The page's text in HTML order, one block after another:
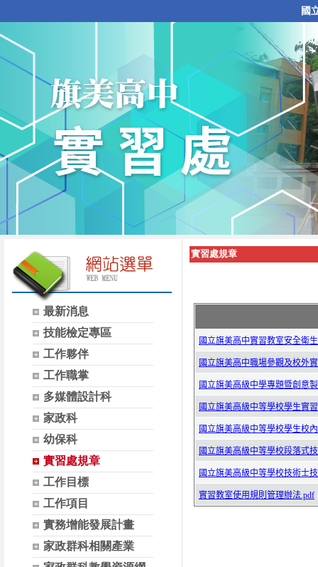
國
最新消息
技能檢定專區
工作夥伴
工作職掌
多媒體設計科
家政科
幼保科
實習處規章
工作目標
工作項目
實務增能發展計畫
家政群科相關產業
實習處規章